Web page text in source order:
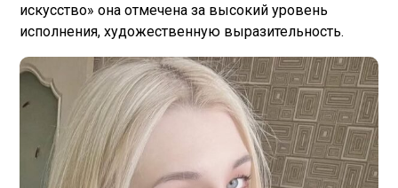
искусство» она отмечена за высокий уровень
исполнения, художественную выразительность.